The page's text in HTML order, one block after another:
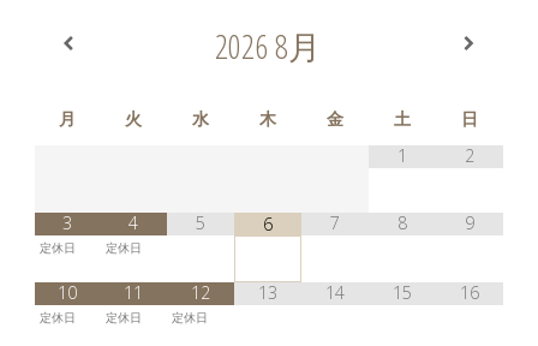
20268月
月 火 水 木 金 土
日
1
2
3
定休日
4
定休日
5 6 7 8 9
10
定休日
11
定休日
12
定休日
13 14 15 16